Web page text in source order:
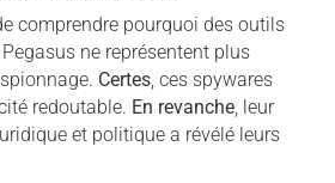
comprendre pourquoi des outils
ne représentent plus
Certes, ces spywares
redoutable. En revanche, leur
et politique a révélé leurs